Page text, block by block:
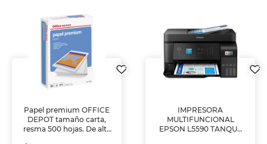
Papel premium OFFICE
DEPOT tamaño carta,
resma 500 hojas. De alta
IMPRESORA
MULTIFUNCIONAL
EPSON L5590 TANQUE